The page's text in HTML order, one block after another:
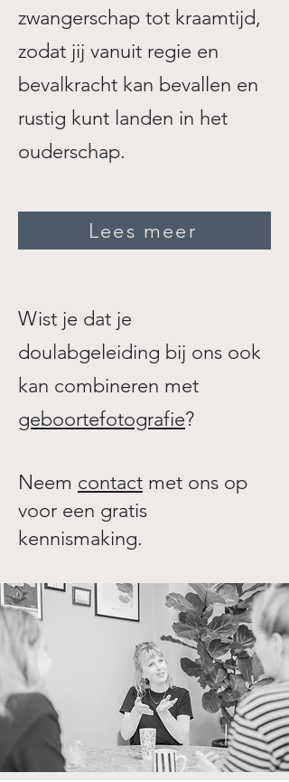
zwangerschap tot kraamtijd,
zodat jij vanuit regie en
bevalkracht kan bevallen en
rustig kunt landen in het
ouderschap.
Wist je dat je
doulabgeleiding bij ons ook
kan combineren met
geboortefotografie?
Neem contact met ons op
voor een gratis
kennismaking.
Lees meer